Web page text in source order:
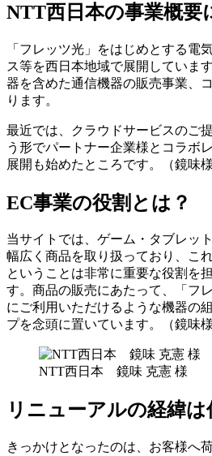
NTT西日本の事業概要
「フレッツ光」をはじめとする電
ス等を西日本地域で展開していま
器を含めた通信機器の販売事業、
ります。
最近では、クラウドサービスのご
う形でパートナー企業様とコラボ
展開も始めたところです。（鏡味様
EC事業の役割とは？
当サイトでは、ゲーム・タブレッ
幅広く商品を取り扱っており、こ
ということは非常に重要な役割を
す。商品の販売にあたって、「フ
にご利用いただけるような機器の
プを念頭に置いています。（鏡味様
NTT西日本 鏡味 克憲 様
リニューアルの経緯は
きっかけとなったのは、お客様へ